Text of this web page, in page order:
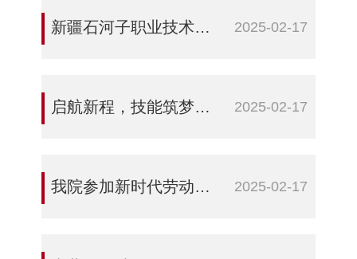
新疆石河子职业技术学院举行西门子中小型可编程控制器培训班开班仪式 2025-02-17
启航新程，技能筑梦 ——机械电气工程学院召开2025年技能大赛筹备会 2025-02-17
我院参加新时代劳动教育“三协同”名师培育及阶段性成果展示研讨会 2025-02-17